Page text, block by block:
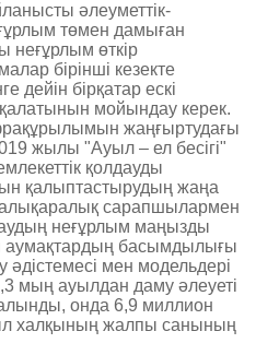
әлеуметтік-
төмен дамыған
неғұрлым өткір
бірінші кезекте
дейін бірқатар ескі
мойындау керек.
жаңғыртудағы
жылы "Ауыл – ел бесігі"
қолдауды
қалыптастырудың жаңа
сарапшылармен
неғұрлым маңызды
аумақтардың басымдылығы
әдістемесі мен модельдері
мың ­ауылдан даму әлеуеті
онда 6,9 миллион
халқының жалпы санының